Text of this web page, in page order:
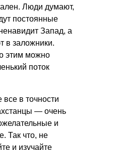
Люди думают,
постоянные
Запад, а
в заложники.
этим можно
поток
в точности
— очень
и
Так что, не
и изучайте